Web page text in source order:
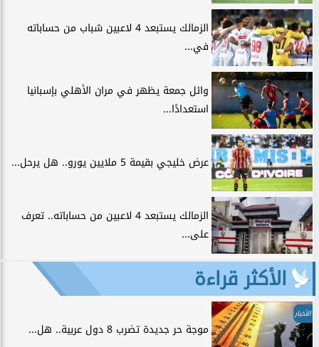
الزمالك يستبعد 4 لاعبين شباب من حساباته
في...
وائل جمعة يظهر في مران الأهلي بإسبانيا
استعدادًا...
عرض خليجي بقيمة 5 ملايين يورو.. هل يرحل...
الزمالك يستبعد 4 لاعبين من حساباته.. تعرف
على...
الأكثر قراءة
الأخبار
موجة حر جديدة تضرب 8 دول عربية.. هل...